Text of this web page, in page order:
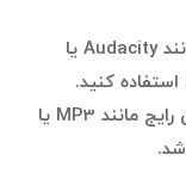
نرم‌افزارهای ضبط: از نرم‌افزارهای حرفه‌ای مانند Audacity یا
فرمت فایل: فایل صوتی خود را در فرمت‌های رایج مانند MP3 یا